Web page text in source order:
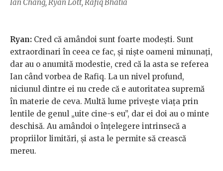
Ian Chang, Ryan Lott, Rafiq Bhatia
Ryan: Cred că amândoi sunt foarte modești. Sunt
extraordinari în ceea ce fac, și niște oameni minunați,
dar au o anumită modestie, cred că la asta se referea
Ian când vorbea de Rafiq. La un nivel profund,
niciunul dintre ei nu crede că e autoritatea supremă
în materie de ceva. Multă lume privește viața prin
lentile de genul „uite cine-s eu”, dar ei doi au o minte
deschisă. Au amândoi o înțelegere intrinsecă a
propriilor limitări, și asta le permite să crească
mereu.